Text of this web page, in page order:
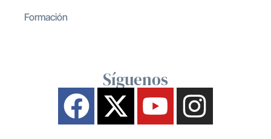
Formación
Síguenos